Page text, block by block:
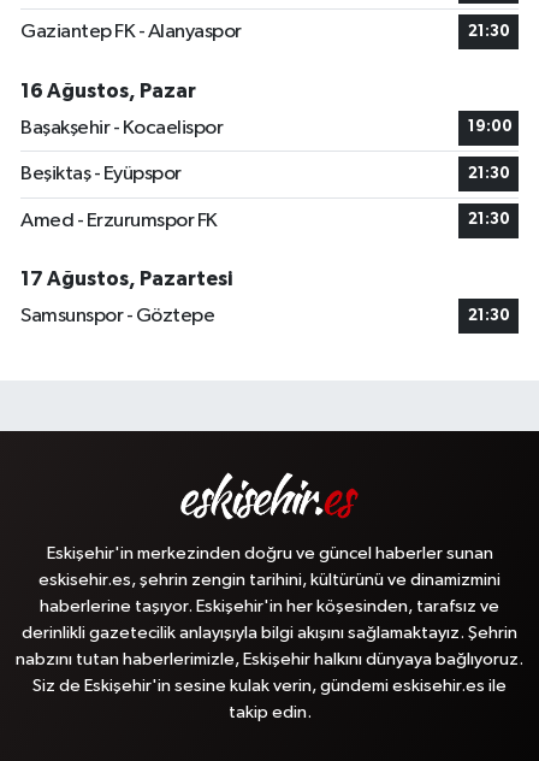
Gaziantep FK - Alanyaspor 21:30
16 Ağustos, Pazar
Başakşehir - Kocaelispor
19:00
Beşiktaş - Eyüpspor 21:30
Amed - Erzurumspor FK 21:30
17 Ağustos, Pazartesi
Samsunspor - Göztepe
21:30
Eskişehir'in merkezinden doğru ve güncel haberler sunan
eskisehir.es, şehrin zengin tarihini, kültürünü ve dinamizmini
haberlerine taşıyor. Eskişehir'in her köşesinden, tarafsız ve
derinlikli gazetecilik anlayışıyla bilgi akışını sağlamaktayız. Şehrin
nabzını tutan haberlerimizle, Eskişehir halkını dünyaya bağlıyoruz.
Siz de Eskişehir'in sesine kulak verin, gündemi eskisehir.es ile
takip edin.